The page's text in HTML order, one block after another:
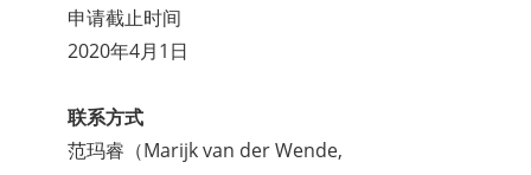
申请截止时间
2020年4月1日
联系方式
范玛睿（Marijk van der Wende,